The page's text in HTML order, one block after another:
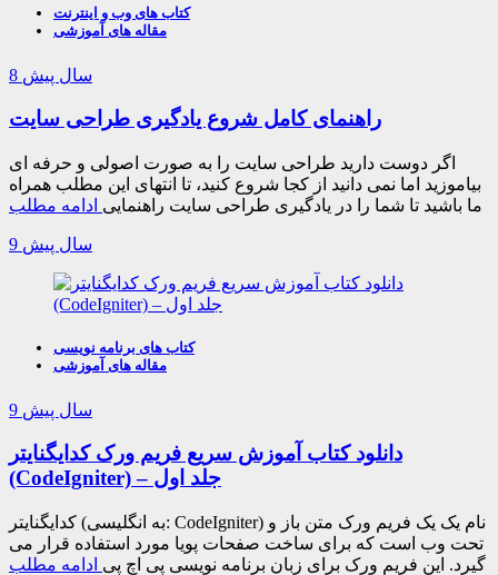
کتاب های وب و اینترنت
مقاله های آموزشی
8 سال پیش
راهنمای کامل شروع یادگیری طراحی سایت
اگر دوست دارید طراحی سایت را به صورت اصولی و حرفه ای
بیاموزید اما نمی دانید از کجا شروع کنید، تا انتهای این مطلب همراه
ما باشید تا شما را در یادگیری طراحی سایت راهنمایی ادامه مطلب
9 سال پیش
کتاب های برنامه نویسی
مقاله های آموزشی
9 سال پیش
دانلود کتاب آموزش سریع فریم ورک کدایگنایتر
(CodeIgniter) – جلد اول
کدایگنایتر (به انگلیسی: CodeIgniter) نام یک یک فریم ورک متن باز و
تحت وب است که برای ساخت صفحات پویا مورد استفاده قرار می
گیرد. این فریم ورک برای زبان برنامه نویسی پی اچ پی ادامه مطلب